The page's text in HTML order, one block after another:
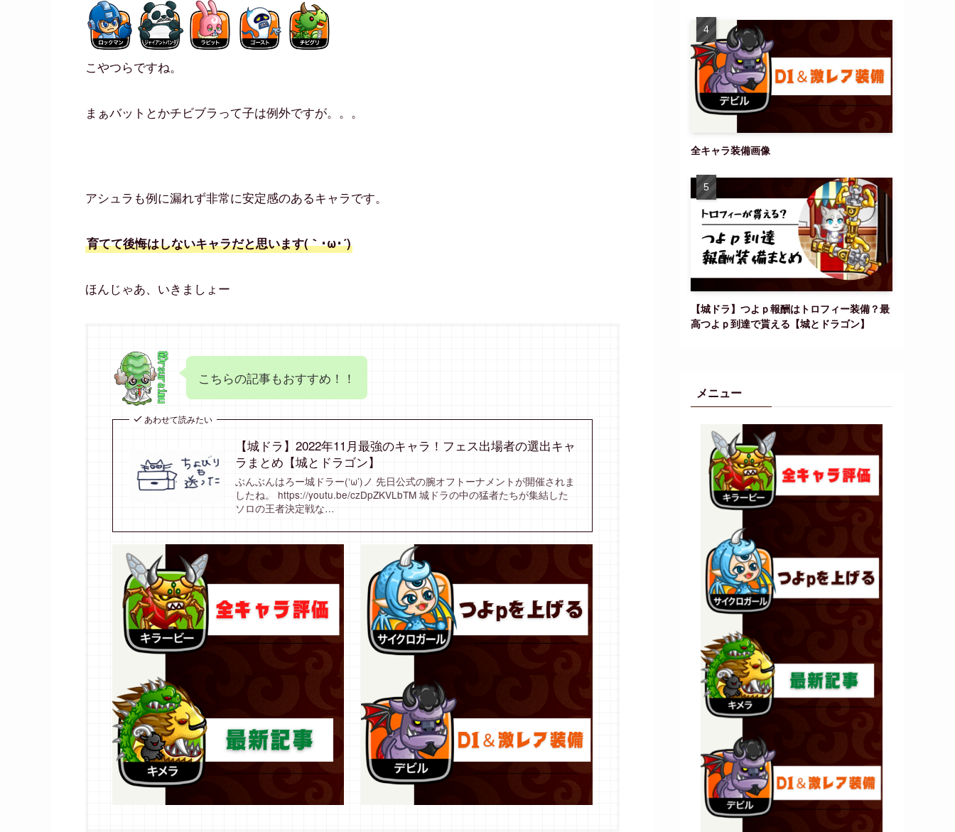
こやつらですね。
まぁバットとかチビブラって子は例外ですが。。。
アシュラも例に漏れず非常に安定感のあるキャラです。
育てて後悔はしないキャラだと思います(｀･ω･´)
ほんじゃあ、いきましょー
こちらの記事もおすすめ！！
あわせて読みたい
【城ドラ】2022年11月最強のキャラ！フェス出場者の選出キャ
ラまとめ【城とドラゴン】
ぶんぶんはろー城ドラー(‘ω’)ノ 先日公式の腕オフトーナメントが開催されま
したね。 https://youtu.be/czDpZKVLbTM 城ドラの中の猛者たちが集結した
ソロの王者決定戦な…
全キャラ装備画像
【城ドラ】つよｐ報酬はトロフィー装備？最
高つよｐ到達で貰える【城とドラゴン】
メニュー